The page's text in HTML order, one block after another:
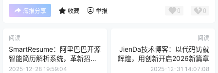
海报分享 收藏 举报 0 0
阅读
SmartResume：阿里巴巴开源
智能简历解析系统，革新招聘
文档处理效率
2025-12-28 19:59:04
阅读
JienDa技术博客：以代码铸就
辉煌，用创新开启2026新篇章
2025-12-31 14:07:08